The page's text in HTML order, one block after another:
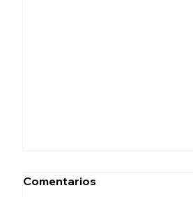
Comentarios